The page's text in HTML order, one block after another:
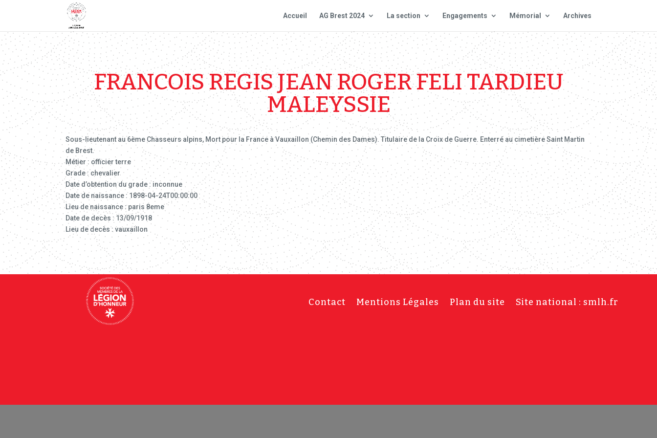
Accueil AG Brest 2024 La section Engagements Mémorial Archives
FRANCOIS REGIS JEAN ROGER FELI TARDIEU
MALEYSSIE
Sous-lieutenant au 6ème Chasseurs alpins, Mort pour la France à Vauxaillon (Chemin des Dames). Titulaire de la Croix de Guerre. Enterré au cimetière Saint Martin
de Brest.
Métier : officier terre
Grade : chevalier
Date d’obtention du grade : inconnue
Date de naissance : 1898-04-24T00:00:00
Lieu de naissance : paris 8eme
Date de decès : 13/09/1918
Lieu de decès : vauxaillon
Contact Mentions Légales Plan du site Site national : smlh.fr